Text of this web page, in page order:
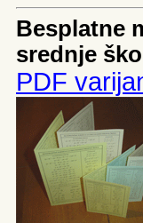
Besplatne
srednje
PDF